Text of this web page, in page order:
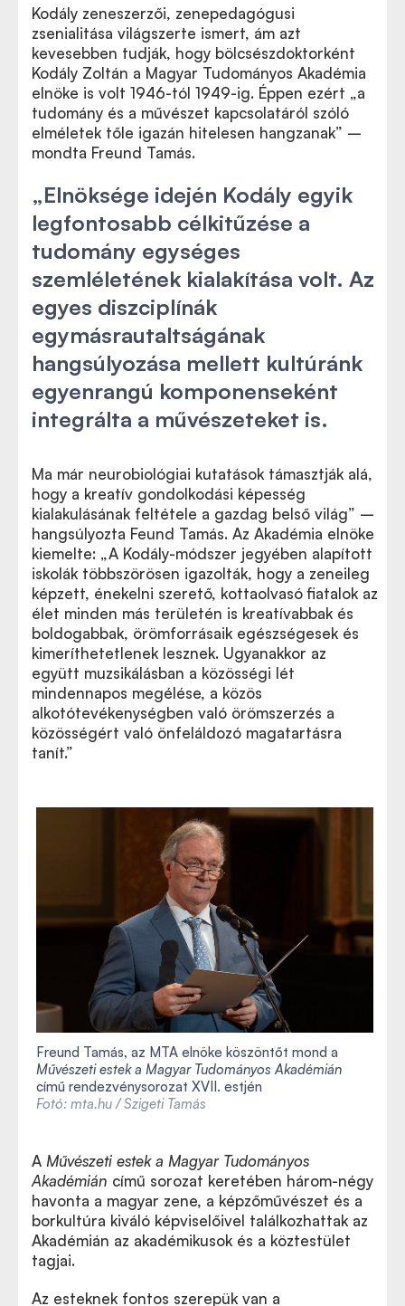
Kodály zeneszerzői, zenepedagógusi
zsenialitása világszerte ismert, ám azt
kevesebben tudják, hogy bölcsészdoktorként
Kodály Zoltán a Magyar Tudományos Akadémia
elnöke is volt 1946-tól 1949-ig. Éppen ezért „a
tudomány és a művészet kapcsolatáról szóló
elméletek tőle igazán hitelesen hangzanak” –
mondta Freund Tamás.
„Elnöksége idején Kodály egyik
legfontosabb célkitűzése a
tudomány egységes
szemléletének kialakítása volt. Az
egyes diszciplínák
egymásrautaltságának
hangsúlyozása mellett kultúránk
egyenrangú komponenseként
integrálta a művészeteket is.
Ma már neurobiológiai kutatások támasztják alá,
hogy a kreatív gondolkodási képesség
kialakulásának feltétele a gazdag belső világ” –
hangsúlyozta Feund Tamás. Az Akadémia elnöke
kiemelte: „A Kodály-módszer jegyében alapított
iskolák többszörösen igazolták, hogy a zeneileg
képzett, énekelni szerető, kottaolvasó fiatalok az
élet minden más területén is kreatívabbak és
boldogabbak, örömforrásaik egészségesek és
kimeríthetetlenek lesznek. Ugyanakkor az
együtt muzsikálásban a közösségi lét
mindennapos megélése, a közös
alkotótevékenységben való örömszerzés a
közösségért való önfeláldozó magatartásra
tanít.”
Freund Tamás, az MTA elnöke köszöntőt mond a
Művészeti estek a Magyar Tudományos Akadémián
című rendezvénysorozat XVII. estjén
Fotó: mta.hu / Szigeti Tamás
A Művészeti estek a Magyar Tudományos
Akadémián című sorozat keretében három-négy
havonta a magyar zene, a képzőművészet és a
borkultúra kiváló képviselőivel találkozhattak az
Akadémián az akadémikusok és a köztestület
tagjai.
Az esteknek fontos szerepük van a